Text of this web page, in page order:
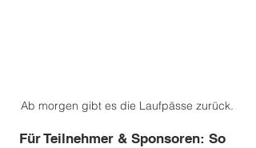
Ab morgen gibt es die Laufpässe zurück.
Für Teilnehmer & Sponsoren: So